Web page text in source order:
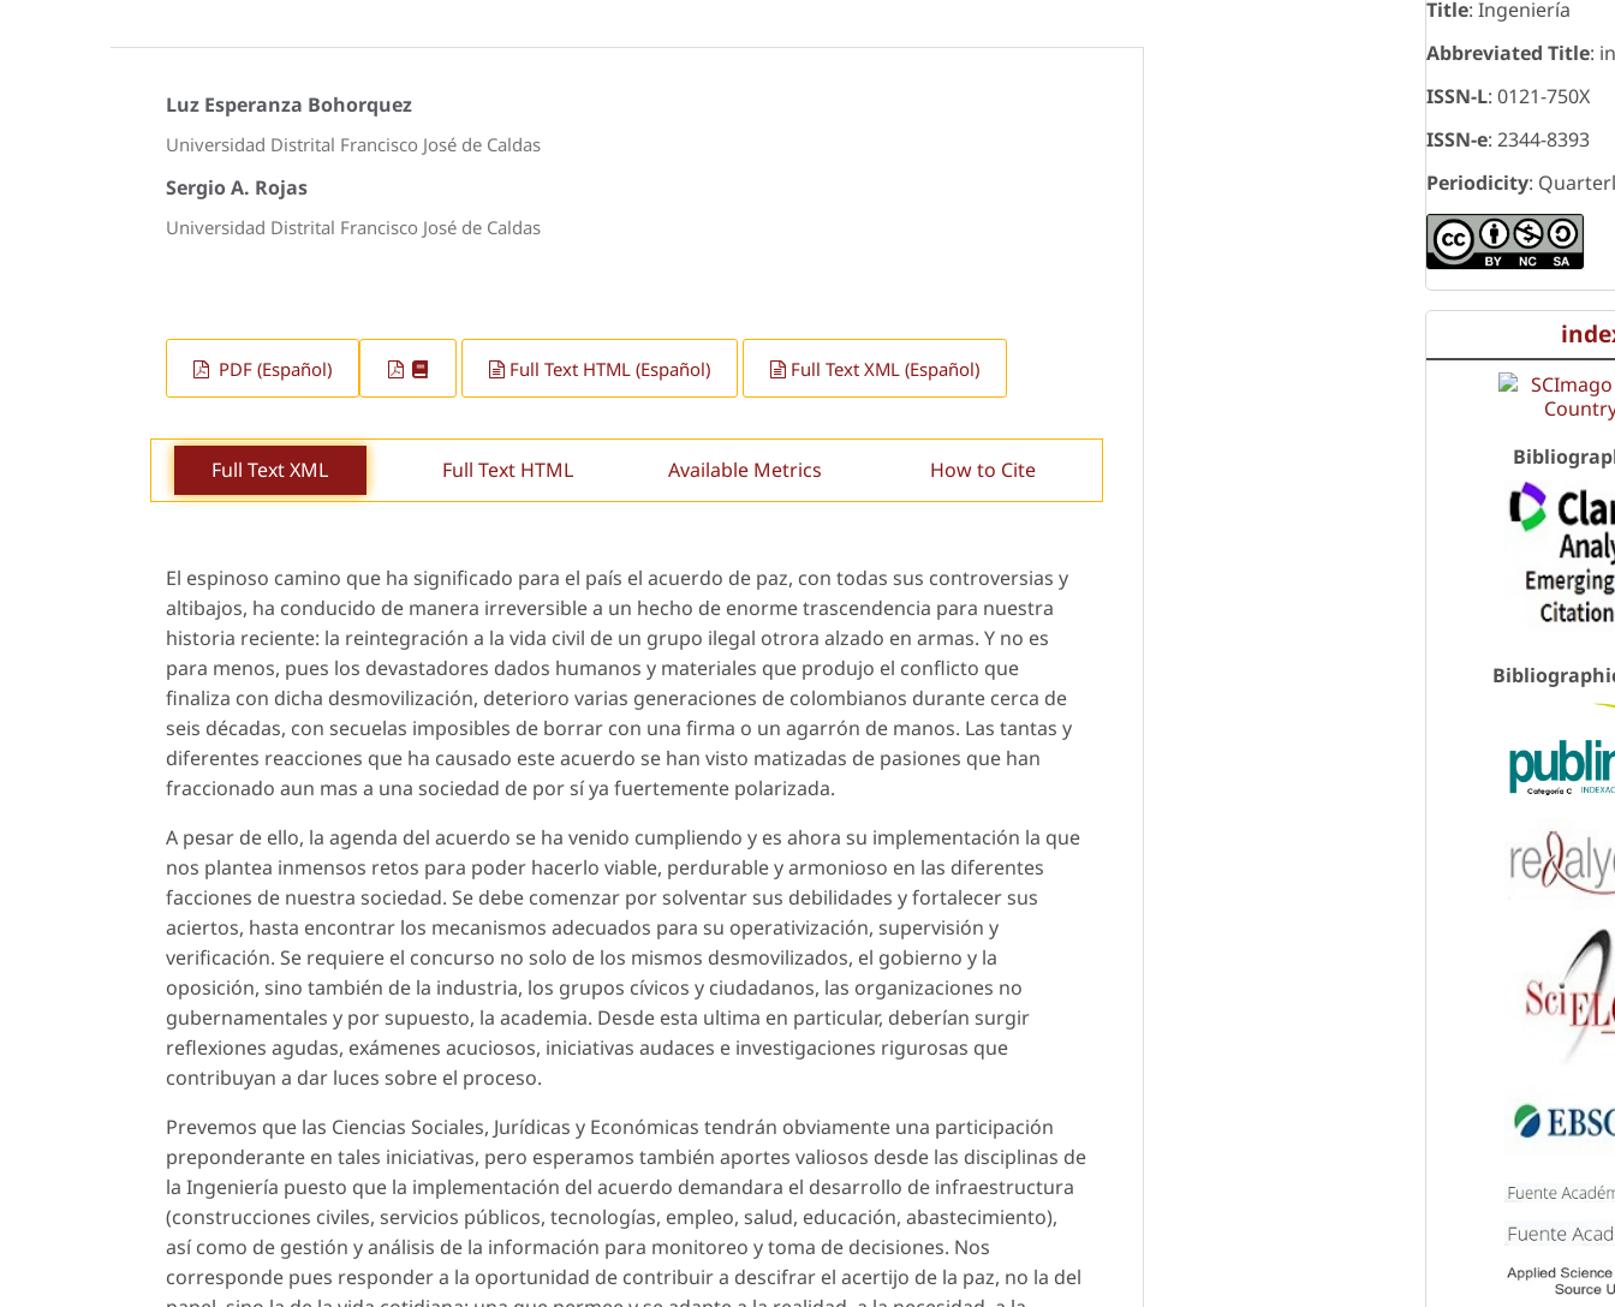
Luz Esperanza Bohorquez
Universidad Distrital Francisco José de Caldas
Sergio A. Rojas
Universidad Distrital Francisco José de Caldas
PDF (Español) Full Text HTML (Español) Full Text XML (Español)
Full Text XML Full Text HTML Available Metrics How to Cite
El espinoso camino que ha significado para el país el acuerdo de paz, con todas sus controversias y
altibajos, ha conducido de manera irreversible a un hecho de enorme trascendencia para nuestra
historia reciente: la reintegración a la vida civil de un grupo ilegal otrora alzado en armas. Y no es
para menos, pues los devastadores dados humanos y materiales que produjo el conflicto que
finaliza con dicha desmovilización, deterioro varias generaciones de colombianos durante cerca de
seis décadas, con secuelas imposibles de borrar con una firma o un agarrón de manos. Las tantas y
diferentes reacciones que ha causado este acuerdo se han visto matizadas de pasiones que han
fraccionado aun mas a una sociedad de por sí ya fuertemente polarizada.
A pesar de ello, la agenda del acuerdo se ha venido cumpliendo y es ahora su implementación la que
nos plantea inmensos retos para poder hacerlo viable, perdurable y armonioso en las diferentes
facciones de nuestra sociedad. Se debe comenzar por solventar sus debilidades y fortalecer sus
aciertos, hasta encontrar los mecanismos adecuados para su operativización, supervisión y
verificación. Se requiere el concurso no solo de los mismos desmovilizados, el gobierno y la
oposición, sino también de la industria, los grupos cívicos y ciudadanos, las organizaciones no
gubernamentales y por supuesto, la academia. Desde esta ultima en particular, deberían surgir
reflexiones agudas, exámenes acuciosos, iniciativas audaces e investigaciones rigurosas que
contribuyan a dar luces sobre el proceso.
Prevemos que las Ciencias Sociales, Jurídicas y Económicas tendrán obviamente una participación
preponderante en tales iniciativas, pero esperamos también aportes valiosos desde las disciplinas de
la Ingeniería puesto que la implementación del acuerdo demandara el desarrollo de infraestructura
(construcciones civiles, servicios públicos, tecnologías, empleo, salud, educación, abastecimiento),
así como de gestión y análisis de la información para monitoreo y toma de decisiones. Nos
corresponde pues responder a la oportunidad de contribuir a descifrar el acertijo de la paz, no la del
Title: Ingeniería
Abbreviated Title:
ISSN-L: 0121-750X
ISSN-e: 2344-8393
Periodicity: